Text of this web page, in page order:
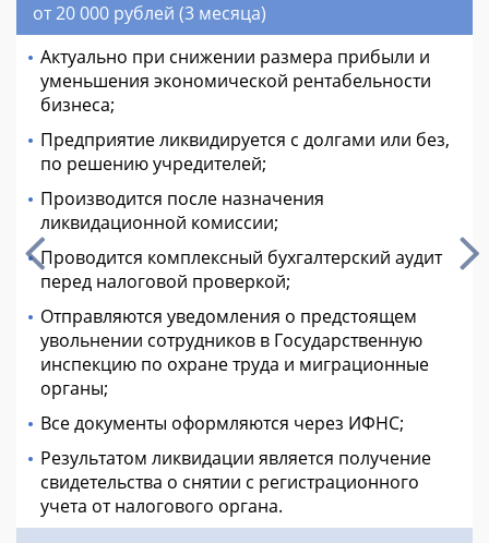
от 20 000 рублей (3 месяца)
Актуально при снижении размера прибыли и
уменьшения экономической рентабельности
бизнеса;
Предприятие ликвидируется с долгами или без,
по решению учредителей;
Производится после назначения
ликвидационной комиссии;
Проводится комплексный бухгалтерский аудит
перед налоговой проверкой;
Отправляются уведомления о предстоящем
увольнении сотрудников в Государственную
инспекцию по охране труда и миграционные
органы;
Все документы оформляются через ИФНС;
Результатом ликвидации является получение
свидетельства о снятии с регистрационного
учета от налогового органа.